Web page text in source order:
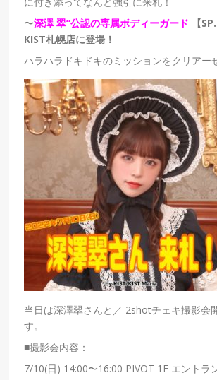
〜深澤 翠”公認の専属ボディーガード
【
KIST札幌店に登場！
ハラハラドキドキのミッションをクリアー
当日は深澤翠さんと ／ 2shotチェキ撮影会
す。
■撮影会内容：
7/10(日) 14:00〜16:00 PIVOT 1F エントラ